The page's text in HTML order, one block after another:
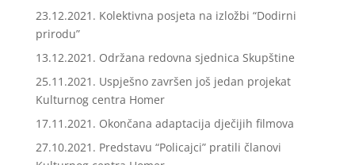
23.12.2021. Kolektivna posjeta na izložbi “Dodirni
prirodu”
13.12.2021. Održana redovna sjednica Skupštine
25.11.2021. Uspješno završen još jedan projekat
Kulturnog centra Homer
17.11.2021. Okončana adaptacija dječijih filmova
27.10.2021. Predstavu “Policajci” pratili članovi